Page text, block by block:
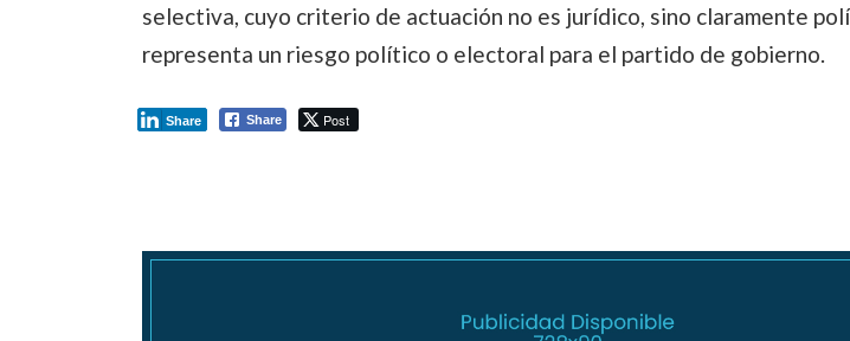
selectiva, cuyo criterio de actuación no es jurídico, sino claramente
representa un riesgo político o electoral para el partido de gobierno.
Share Post
Share